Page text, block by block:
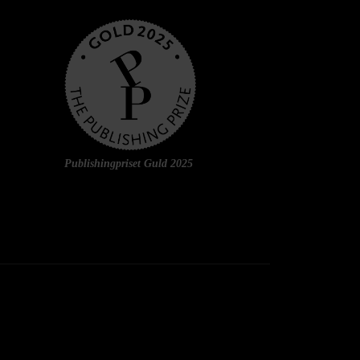
Publishingpriset Guld 2025